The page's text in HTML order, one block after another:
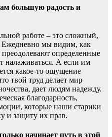
большую радость и
работе – это сложный,
Ежедневно мы видим, как
определенные
налаживаться. А если им
какое-то ощущение
твой труд делает мир
дает людям надежду.
благодарность,
которые наши старики
и защиту их прав.
начинает путь в этой